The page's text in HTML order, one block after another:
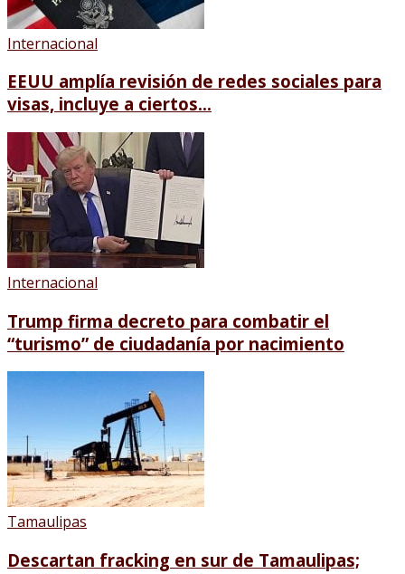
Internacional
EEUU amplía revisión de redes sociales para
visas, incluye a ciertos...
Internacional
Trump firma decreto para combatir el
“turismo” de ciudadanía por nacimiento
Tamaulipas
Descartan fracking en sur de Tamaulipas;